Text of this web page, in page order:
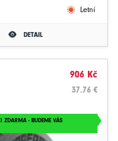
Letní
DETAIL
906 Kč
37.76 €
ZDARMA - BUDEME VÁS